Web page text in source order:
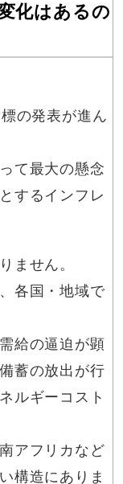
化はあるの
の発表が進ん
て最大の懸念
するインフレ
ません。
各国・地域で
給の逼迫が顕
蓄の放出が行
ルギーコスト
アフリカなど
構造にありま